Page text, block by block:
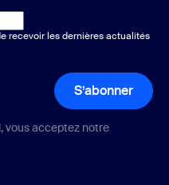
recevoir les dernières actualités
S’abonner
vous acceptez notre